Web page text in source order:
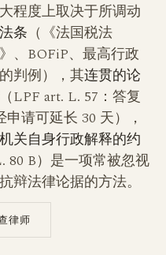
程度上取决于所调动
条 （《法国税法
、BOFiP、最高行政
判例），其连贯的论
（LPF art. L. 57：答复
请可延长 30 天），
关自身行政解释的约
80 B）是一项常被忽视
辩法律论据的方法。
律师